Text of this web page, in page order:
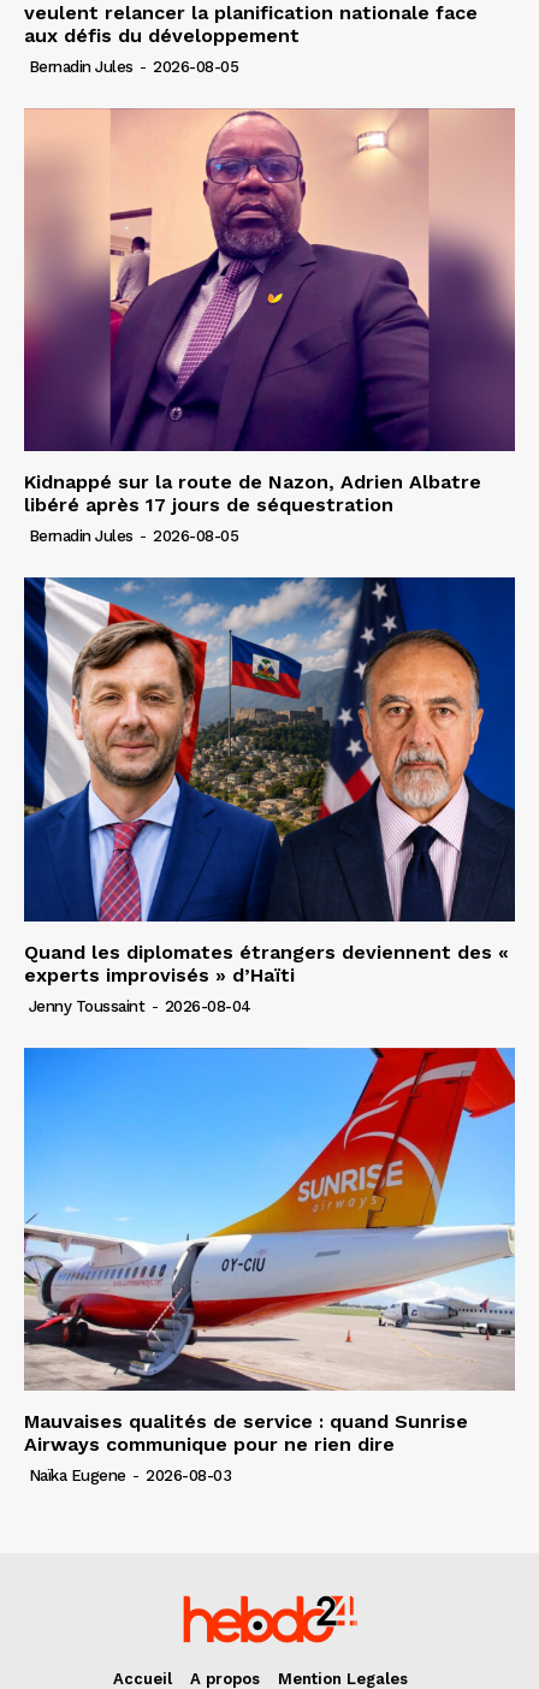
veulent relancer la planification nationale face
aux défis du développement
Bernadin Jules - 2026-08-05
Kidnappé sur la route de Nazon, Adrien Albatre
libéré après 17 jours de séquestration
Bernadin Jules - 2026-08-05
Quand les diplomates étrangers deviennent des «
experts improvisés » d’Haïti
Jenny Toussaint - 2026-08-04
Mauvaises qualités de service : quand Sunrise
Airways communique pour ne rien dire
Naïka Eugene - 2026-08-03
Accueil A propos
Mention Legales